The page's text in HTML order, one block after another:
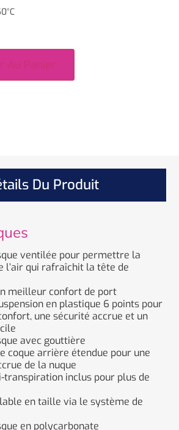
Au Panier
Du Produit
ventilée pour permettre la
l’air qui rafraîchit la tête de
meilleur confort de port
en plastique 6 points pour
une sécurité accrue et un
avec gouttière
coque arrière étendue pour une
de la nuque
transpiration inclus pour plus de
en taille via le système de
en polycarbonate